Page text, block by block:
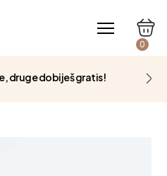
0
druge dobiješ gratis!